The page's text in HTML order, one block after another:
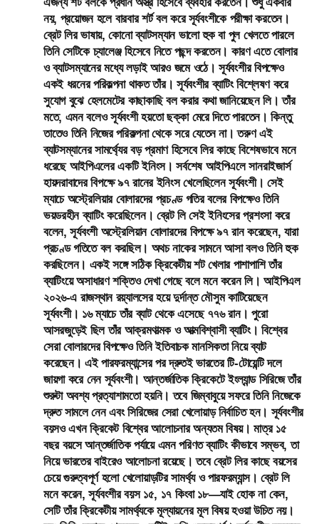
নয়, প্রয়োজন হলে বারবার শর্ট বল করে সূর্যবংশীকে পরীক্ষা করতেন।
ব্রেট লির ভাষায়, কোনো ব্যাটসম্যান ভালো হুক বা পুল খেলতে পারলে
তিনি সেটিকে চ্যালেঞ্জ হিসেবে নিতে পছন্দ করতেন। কারণ এতে বোলার
ও ব্যাটসম্যানের মধ্যে লড়াই আরও জমে ওঠে। সূর্যবংশীর বিপক্ষেও
একই ধরনের পরিকল্পনা থাকত তাঁর। সূর্যবংশীর ব্যাটিং বিশ্লেষণ করে
সুযোগ বুঝে হেলমেটের কাছাকাছি বল করার কথা জানিয়েছেন লি। তাঁর
মতে, এমন বলেও সূর্যবংশী হয়তো ছক্কা মেরে দিতে পারতেন। কিন্তু
তাতেও তিনি নিজের পরিকল্পনা থেকে সরে যেতেন না। তরুণ এই
ব্যাটসম্যানের সামর্থ্যের বড় প্রমাণ হিসেবে লির কাছে বিশেষভাবে মনে
ধরেছে আইপিএলের একটি ইনিংস। সর্বশেষ আইপিএলে সানরাইজার্স
হায়দরাবাদের বিপক্ষে ৯৭ রানের ইনিংস খেলেছিলেন সূর্যবংশী। সেই
ম্যাচে অস্ট্রেলিয়ার বোলারদের প্রচণ্ড গতির বলের বিপক্ষেও তিনি
ভয়ডরহীন ব্যাটিং করেছিলেন। ব্রেট লি সেই ইনিংসের প্রশংসা করে
বলেন, সূর্যবংশী অস্ট্রেলিয়ান বোলারদের বিপক্ষে ৯৭ রান করেছেন, যারা
প্রচণ্ড গতিতে বল করছিল। অথচ নাকের সামনে আসা বলও তিনি হুক
করছিলেন। একই সঙ্গে সঠিক ক্রিকেটীয় শট খেলার পাশাপাশি তাঁর
ব্যাটিংয়ে অসাধারণ শক্তিও দেখা গেছে বলে মনে করেন লি। আইপিএল
২০২৬-এ রাজস্থান রয়্যালসের হয়ে দুর্দান্ত মৌসুম কাটিয়েছেন
সূর্যবংশী। ১৬ ম্যাচে তাঁর ব্যাট থেকে এসেছে ৭৭৬ রান। পুরো
আসরজুড়েই ছিল তাঁর আক্রমণাত্মক ও আত্মবিশ্বাসী ব্যাটিং। বিশ্বের
সেরা বোলারদের বিপক্ষেও তিনি ইতিবাচক মানসিকতা নিয়ে ব্যাট
করেছেন। এই পারফরম্যান্সের পর দ্রুতই ভারতের টি-টোয়েন্টি দলে
জায়গা করে নেন সূর্যবংশী। আন্তর্জাতিক ক্রিকেটে ইংল্যান্ড সিরিজে তাঁর
শুরুটা অবশ্য প্রত্যাশামতো হয়নি। তবে জিম্বাবুয়ে সফরে তিনি নিজেকে
দ্রুত সামলে নেন এবং সিরিজের সেরা খেলোয়াড় নির্বাচিত হন। সূর্যবংশীর
বয়সও এখন ক্রিকেট বিশ্বের আলোচনার অন্যতম বিষয়। মাত্র ১৫
বছর বয়সে আন্তর্জাতিক পর্যায়ে এমন পরিণত ব্যাটিং কীভাবে সম্ভব, তা
নিয়ে ভারতের বাইরেও আলোচনা রয়েছে। তবে ব্রেট লির কাছে বয়সের
চেয়ে গুরুত্বপূর্ণ হলো খেলোয়াড়টির সামর্থ্য ও পারফরম্যান্স। ব্রেট লি
মনে করেন, সূর্যবংশীর বয়স ১৫, ১৭ কিংবা ১৮—যাই হোক না কেন,
সেটি তাঁর ক্রিকেটীয় সামর্থ্যকে মূল্যায়নের মূল বিষয় হওয়া উচিত নয়।